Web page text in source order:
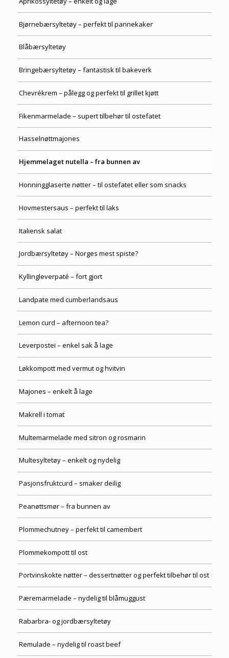
Bjørnebærsyltetøy – perfekt til pannekaker
Blåbærsyltetøy
Bringebærsyltetøy – fantastisk til bakeverk
Chevrékrem – pålegg og perfekt til grillet kjøtt
Fikenmarmelade – supert tilbehør til ostefatet
Hasselnøttmajones
Hjemmelaget nutella – fra bunnen av
Honningglaserte nøtter – til ostefatet eller som snacks
Hovmestersaus – perfekt til laks
Italiensk salat
Jordbærsyltetøy – Norges mest spiste?
Kyllingleverpaté – fort gjort
Landpate med cumberlandsaus
Lemon curd – afternoon tea?
Leverpostei – enkel sak å lage
Løkkompott med vermut og hvitvin
Majones – enkelt å lage
Makrell i tomat
Multemarmelade med sitron og rosmarin
Multesyltetøy – enkelt og nydelig
Pasjonsfruktcurd – smaker deilig
Peanøttsmør – fra bunnen av
Plommechutney – perfekt til camembert
Plommekompott til ost
Portvinskokte nøtter – dessertnøtter og perfekt tilbehør til ost
Pæremarmelade – nydelig til blåmuggust
Rabarbra- og jordbærsyltetøy
Remulade – nydelig til roast beef